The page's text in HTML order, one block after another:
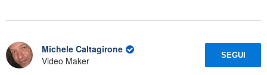
Michele Caltagirone
Video Maker
SEGUI